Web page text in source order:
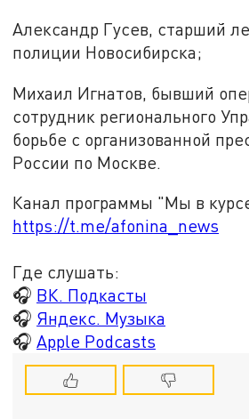
Александр Гусев, старший
полиции Новосибирска;
Михаил Игнатов, бывший
сотрудник регионального
борьбе с организованной
России по Москве.
Канал программы "Мы в
https://t.me/afonina_news
Где слушать:
🎧 ВК. Подкасты
🎧 Яндекс. Музыка
🎧Apple Podcasts